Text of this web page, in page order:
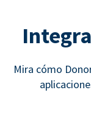
Mira cómo